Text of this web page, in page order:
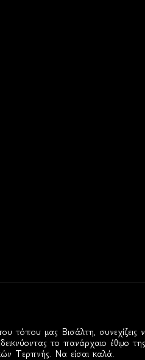
τόπου μας Βισάλτη, συνεχίζεις
το πανάρχαιο έθιμο της
Τερπνής. Να είσαι καλά.